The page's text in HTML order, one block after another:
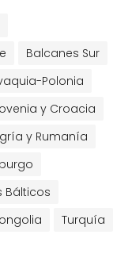
Balcanes Sur
Polonia
y Croacia
y Rumanía
Bálticos
Turquía